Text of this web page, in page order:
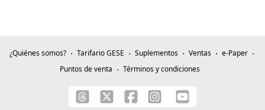
¿Quiénes somos? Tarifario GESE Suplementos Ventas
e-Paper
Puntos de venta
Términos y condiciones